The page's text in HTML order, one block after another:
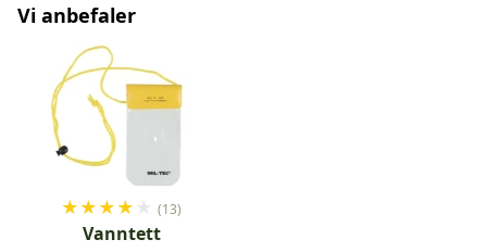
Vi anbefaler
★★★★ ★ (13)
Vanntett